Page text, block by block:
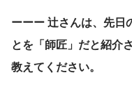
ーーー 辻さんは、先日
とを「師匠」だと紹介
教えてください。